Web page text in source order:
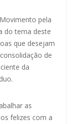
pela
do tema deste
que desejam
de
da
as
felizes com a